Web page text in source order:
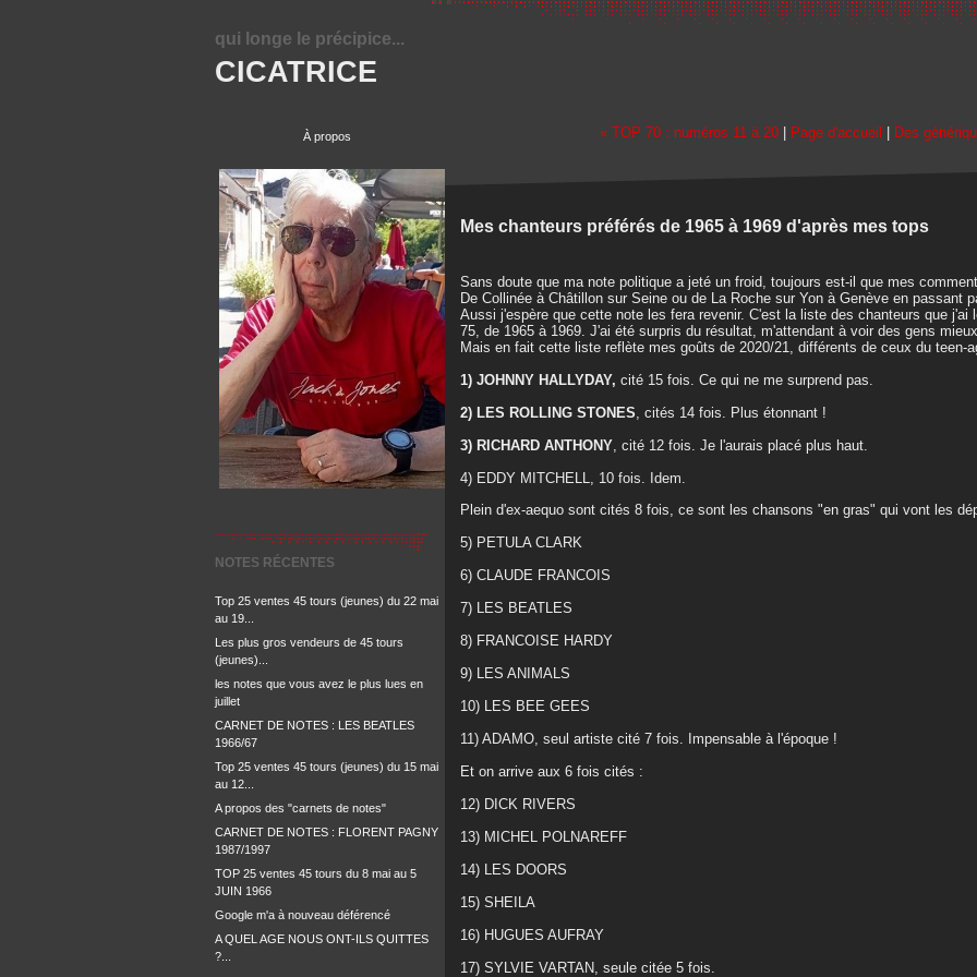
CICATRICE
qui longe le précipice...
À propos
NOTES RÉCENTES
Top 25 ventes 45 tours (jeunes) du 22 mai
au 19...
Les plus gros vendeurs de 45 tours
(jeunes)...
les notes que vous avez le plus lues en
juillet
CARNET DE NOTES : LES BEATLES
1966/67
Top 25 ventes 45 tours (jeunes) du 15 mai
au 12...
A propos des "carnets de notes"
CARNET DE NOTES : FLORENT PAGNY
1987/1997
TOP 25 ventes 45 tours du 8 mai au 5
JUIN 1966
Google m'a à nouveau déférencé
A QUEL AGE NOUS ONT-ILS QUITTES
?...
« TOP 70 : numéros 11 à 20 Page d'accueil Des
Mes chanteurs préférés de 1965 à 1969 d'après mes tops
Sans doute que ma note politique a jeté un froid, toujours est-il que mes
De Collinée à Châtillon sur Seine ou de La Roche sur Yon à Genève en passant
Aussi j'espère que cette note les fera revenir. C'est la liste des chanteurs que j'ai
75, de 1965 à 1969. J'ai été surpris du résultat, m'attendant à voir des gens
Mais en fait cette liste reflète mes goûts de 2020/21, différents de ceux du teen-
1) JOHNNY HALLYDAY, cité 15 fois. Ce qui ne me surprend pas.
2) LES ROLLING STONES, cités 14 fois. Plus étonnant !
3) RICHARD ANTHONY, cité 12 fois. Je l'aurais placé plus haut.
4) EDDY MITCHELL, 10 fois. Idem.
Plein d'ex-aequo sont cités 8 fois, ce sont les chansons "en gras" qui vont les
5) PETULA CLARK
6) CLAUDE FRANCOIS
7) LES BEATLES
8) FRANCOISE HARDY
9) LES ANIMALS
10) LES BEE GEES
11) ADAMO, seul artiste cité 7 fois. Impensable à l'époque !
Et on arrive aux 6 fois cités :
12) DICK RIVERS
13) MICHEL POLNAREFF
14) LES DOORS
15) SHEILA
16) HUGUES AUFRAY
17) SYLVIE VARTAN, seule citée 5 fois.